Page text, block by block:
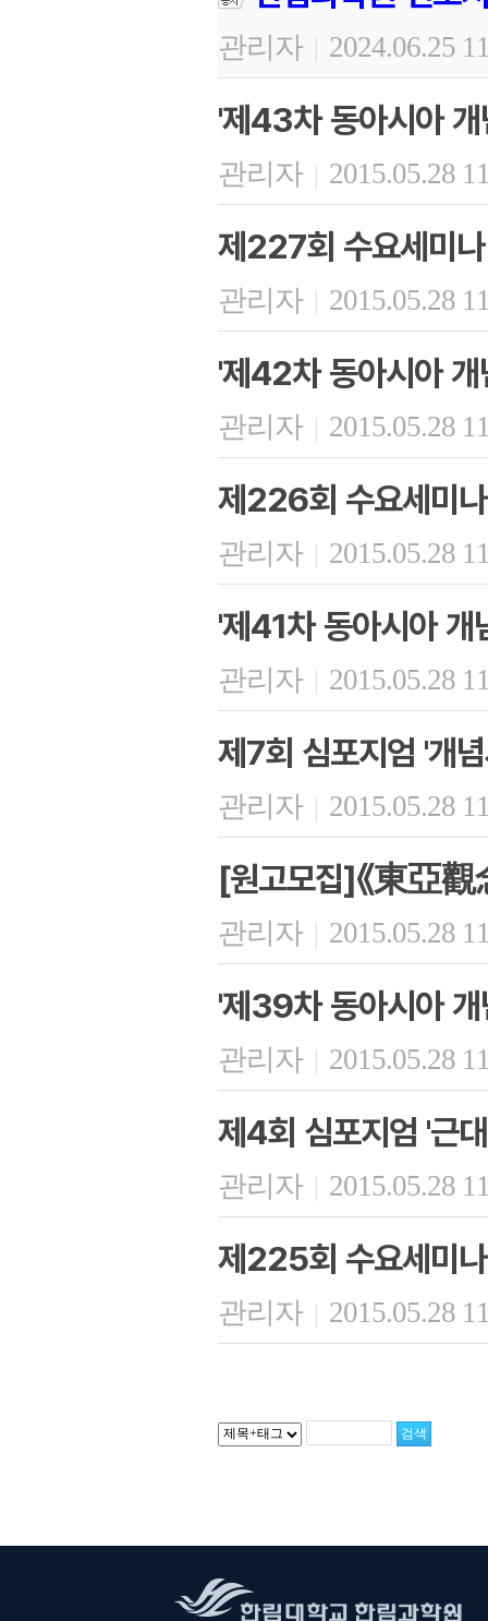
관리자 | 2024.06.25
'제43차 동아시아
관리자 | 2015.05.28
제227회 수요세미
관리자 | 2015.05.28
'제42차 동아시아
관리자 | 2015.05.28
제226회 수요세미
관리자 | 2015.05.28
'제41차 동아시아 개
관리자 | 2015.05.28
제7회 심포지엄 '개
관리자 | 2015.05.28
[원고모집]《東亞觀
관리자 | 2015.05.28
'제39차 동아시아
관리자 | 2015.05.28
제4회 심포지엄 '근
관리자 | 2015.05.28
제225회 수요세미
관리자 | 2015.05.28